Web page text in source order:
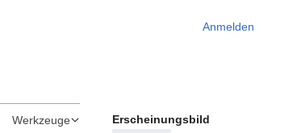
Anmelden
Werkzeuge Erscheinungsbild